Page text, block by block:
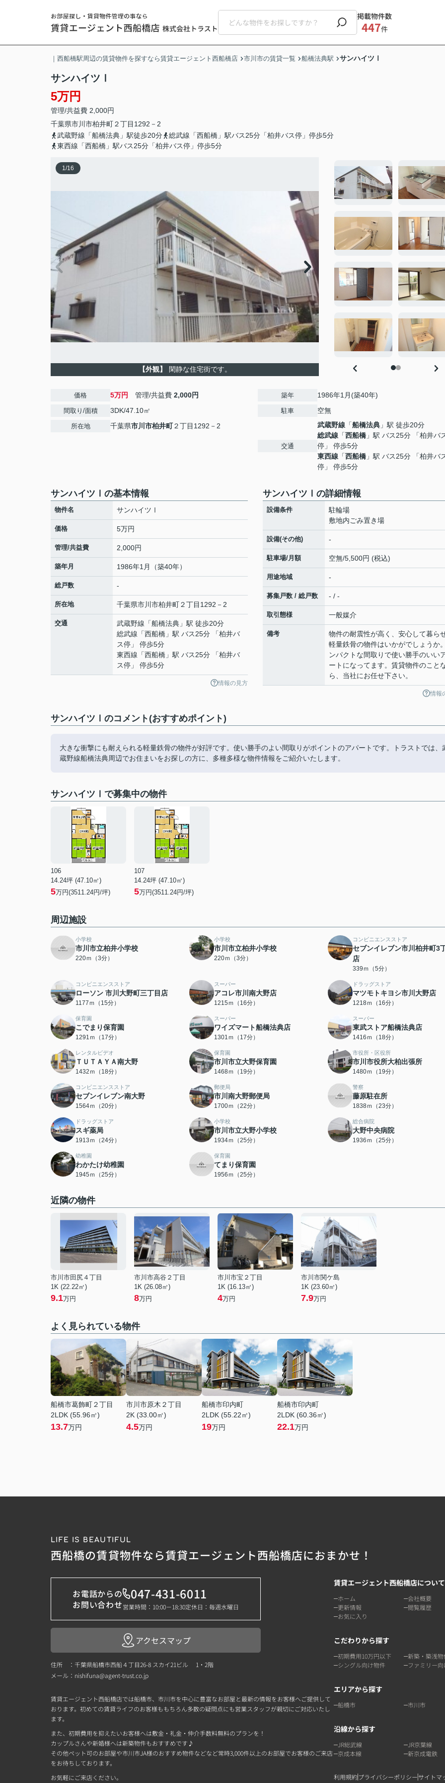
掲載物件数
447件
｜西船橋駅周辺の賃貸物件を探すなら賃貸エージェント西船橋店 市川市の賃貸一覧 船橋法典駅 サンハイツⅠ
サンハイツⅠ
5万円
管理/共益費 2,000円
千葉県市川市柏井町２丁目1292－2
武蔵野線「船橋法典」駅徒歩20分
総武線「西船橋」駅バス25分「柏井バス停」停歩5分
東西線「西船橋」駅バス25分「柏井バス停」停歩5分
1/16
【外観】 閑静な住宅街です。
価格 5万円 管理/共益費 2,000円
間取り/面積 3DK/47.10㎡
所在地 千葉県市川市柏井町２丁目1292－2
築年 1986年1月(築40年)
駐車 空無
交通
武蔵野線 「船橋法典 」駅 徒歩20分
総武線 「西船橋 」駅 バス25分 「柏井バ
停」 停歩5分
東西線 「西船橋 」駅 バス25分 「柏井バ
停」 停歩5分
サンハイツⅠの基本情報
物件名 サンハイツⅠ
価格 5万円
管理/共益費 2,000円
築年月 1986年1月（築40年）
総戸数 -
所在地 千葉県市川市柏井町２丁目1292－2
交通 武蔵野線 「船橋法典 」駅 徒歩20分
総武線 「西船橋 」駅 バス25分 「柏井バ
ス停」 停歩5分
東西線 「西船橋 」駅 バス25分 「柏井バ
ス停」 停歩5分
情報の見方
サンハイツⅠの詳細情報
設備条件
駐輪場
敷地内ごみ置き場
設備(その他) -
駐車場/月額 空無/5,500円 (税込)
用途地域 -
募集戸数 / 総戸数 - / -
取引態様 一般媒介
備考
物件の耐震性が高く、安心して暮ら
軽量鉄骨の物件はいかがでしょうか
ンパクトな間取りで使い勝手のいい
ートになってます。賃貸物件のこと
ら、当社にお任せ下さい。
情報
サンハイツⅠのコメント(おすすめポイント)
大きな衝撃にも耐えられる軽量鉄骨の物件が好評です。使い勝手のよい間取りがポイントのアパートです。トラストでは、
蔵野線船橋法典周辺でお住まいをお探しの方に、多種多様な物件情報をご紹介いたします。
サンハイツⅠで募集中の物件
106
14.24坪 (47.10㎡)
5万円(3511.24円/坪)
107
14.24坪 (47.10㎡)
5万円(3511.24円/坪)
周辺施設
小学校
市川市立柏井小学校
220ｍ（3分）
小学校
市川市立柏井小学校
220ｍ（3分）
コンビニエンスストア
セブンイレブン市川柏井町3
店
339ｍ（5分）
コンビニエンスストア
ローソン 市川大野町三丁目店
1177ｍ（15分）
スーパー
アコレ市川南大野店
1215ｍ（16分）
ドラッグストア
マツモトキヨシ市川大野店
1218ｍ（16分）
保育園
こでまり保育園
1291ｍ（17分）
スーパー
ワイズマート船橋法典店
1301ｍ（17分）
スーパー
東武ストア船橋法典店
1416ｍ（18分）
レンタルビデオ
ＴＵＴＡＹＡ南大野
1432ｍ（18分）
保育園
市川市立大野保育園
1468ｍ（19分）
市役所・区役所
市川市役所大柏出張所
1480ｍ（19分）
コンビニエンスストア
セブンイレブン南大野
1564ｍ（20分）
郵便局
市川南大野郵便局
1700ｍ（22分）
警察
藤原駐在所
1838ｍ（23分）
ドラッグストア
スギ薬局
1913ｍ（24分）
小学校
市川市立大野小学校
1934ｍ（25分）
総合病院
大野中央病院
1936ｍ（25分）
幼稚園
わかたけ幼稚園
1945ｍ（25分）
保育園
てまり保育園
1956ｍ（25分）
近隣の物件
市川市田尻４丁目
1K (22.22㎡)
9.1万円
市川市高谷２丁目
1K (26.08㎡)
8万円
市川市宝２丁目
1K (16.13㎡)
4万円
市川市関ケ島
1K (23.60㎡)
7.9万円
よく見られている物件
船橋市葛飾町２丁目
2LDK (55.96㎡)
13.7万円
市川市原木２丁目
2K (33.00㎡)
4.5万円
船橋市印内町
2LDK (55.22㎡)
19万円
船橋市印内町
2LDK (60.36㎡)
22.1万円
LIFE IS BEAUTIFUL
西船橋の賃貸物件なら賃貸エージェント西船橋店におまかせ！
お電話からの
お問い合わせ
047-431-6011
営業時間：10:00－18:30定休日：毎週水曜日
アクセスマップ
住所 ：千葉県船橋市西船４丁目26-8 スカイ21ビル 1・2階
メール： nishifuna@agent-trust.co.jp
賃貸エージェント西船橋店では船橋市、市川市を中心に豊富なお部屋と最新の情報をお客様へご提供して
おります。初めての賃貸ライフのお客様ももちろん多数の疑問点にも営業スタッフが親切にご対応いたし
ます。
また、初期費用を抑えたいお客様へは敷金・礼金・仲介手数料無料のプランを！
カップルさんや新婚様へは新築物件もおすすめです♪
その他ペット可のお部屋や市川市JA様のおすすめ物件などなど常時3,000件以上のお部屋でお客様のご来店
をお待ちしております。
お気軽にご来店ください。
賃貸エージェント西船橋店について
ホーム
会社概要
更新情報
閲覧履歴
お気に入り
こだわりから探す
初期費用10万円以下
新築・築浅物
シングル向け物件
ファミリー
エリアから探す
船橋市 市川市
沿線から探す
JR総武線
JR京葉線
京成本線
新京成電鉄
利用規約プライバシーポリシーサイトマ